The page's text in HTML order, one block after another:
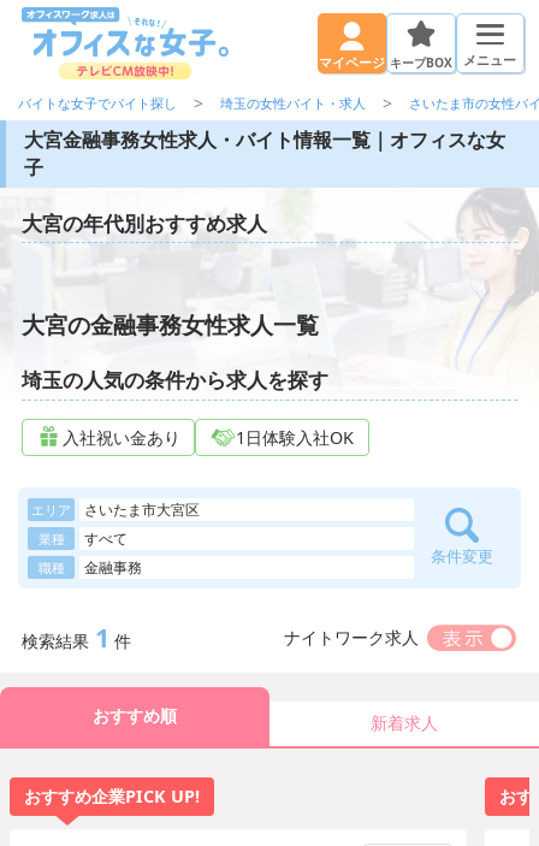
マイページ キープBOX メニュー
バイトな女子でバイト探し 埼玉の女性バイト・求人 さいたま市の女性バ
大宮金融事務女性求人・バイト情報一覧｜オフィスな女
子
大宮の年代別おすすめ求人
大宮の金融事務女性求人一覧
埼玉の人気の条件から求人を探す
入社祝い金あり 1日体験入社OK
エリア さいたま市大宮区
業種 すべて
職種 金融事務 条件変更
検索結果 1 件 ナイトワーク求人
おすすめ順 新着求人
おすすめ企業PICK UP! おす